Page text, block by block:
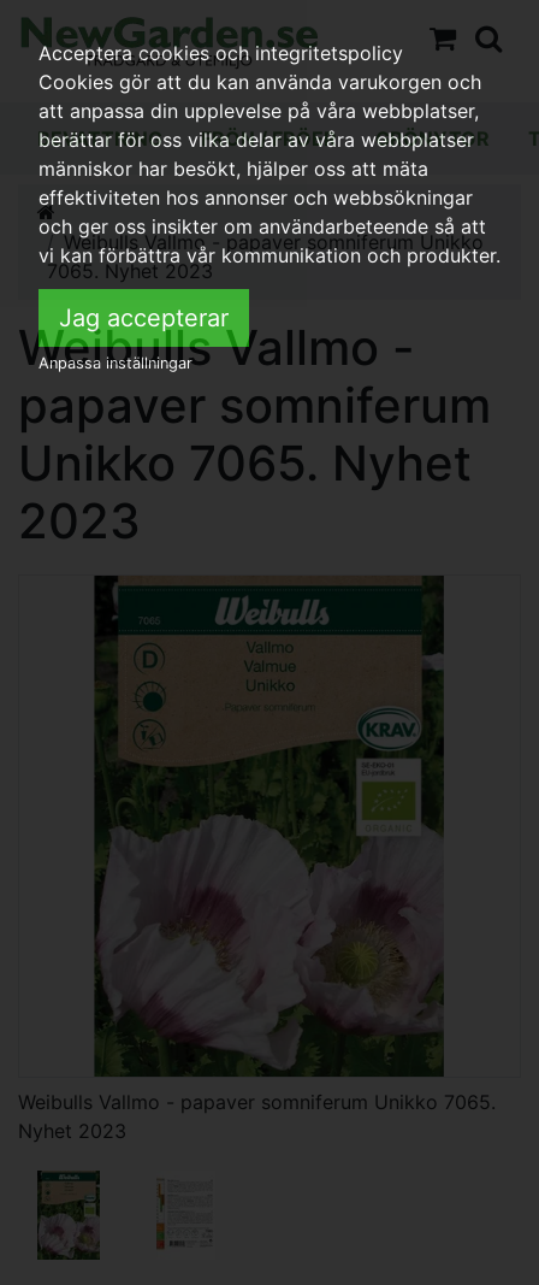
BEVATTNING FRÖN / FRÖER GRÖNYTOR
Weibulls Vallmo - papaver somniferum Unikko
7065. Nyhet 2023
Weibulls Vallmo -
papaver somniferum
Unikko 7065. Nyhet
2023
Weibulls Vallmo - papaver somniferum Unikko 7065.
Nyhet 2023
Acceptera cookies och integritetspolicy
Cookies gör att du kan använda varukorgen och
att anpassa din upplevelse på våra webbplatser,
berättar för oss vilka delar av våra webbplatser
människor har besökt, hjälper oss att mäta
effektiviteten hos annonser och webbsökningar
och ger oss insikter om användarbeteende så att
vi kan förbättra vår kommunikation och produkter.
Jag accepterar
Anpassa inställningar